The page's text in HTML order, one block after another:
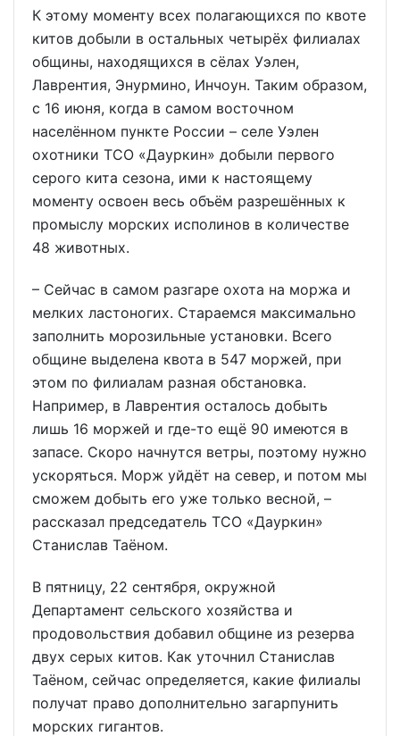
К этому моменту всех полагающихся по квоте
китов добыли в остальных четырёх филиалах
общины, находящихся в сёлах Уэлен,
Лаврентия, Энурмино, Инчоун. Таким образом,
с 16 июня, когда в самом восточном
населённом пункте России – селе Уэлен
охотники ТСО «Дауркин» добыли первого
серого кита сезона, ими к настоящему
моменту освоен весь объём разрешённых к
промыслу морских исполинов в количестве
48 животных.
– Сейчас в самом разгаре охота на моржа и
мелких ластоногих. Стараемся максимально
заполнить морозильные установки. Всего
общине выделена квота в 547 моржей, при
этом по филиалам разная обстановка.
Например, в Лаврентия осталось добыть
лишь 16 моржей и где-то ещё 90 имеются в
запасе. Скоро начнутся ветры, поэтому нужно
ускоряться. Морж уйдёт на север, и потом мы
сможем добыть его уже только весной, –
рассказал председатель ТСО «Дауркин»
Станислав Таёном.
В пятницу, 22 сентября, окружной
Департамент сельского хозяйства и
продовольствия добавил общине из резерва
двух серых китов. Как уточнил Станислав
Таёном, сейчас определяется, какие филиалы
получат право дополнительно загарпунить
морских гигантов.